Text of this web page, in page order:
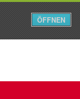
Menü
ÖFFNEN